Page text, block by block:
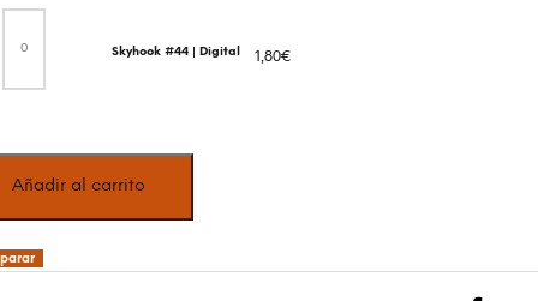
Skyhook
Skyhook #44 | Digital 1,80€
Añadir al carrito